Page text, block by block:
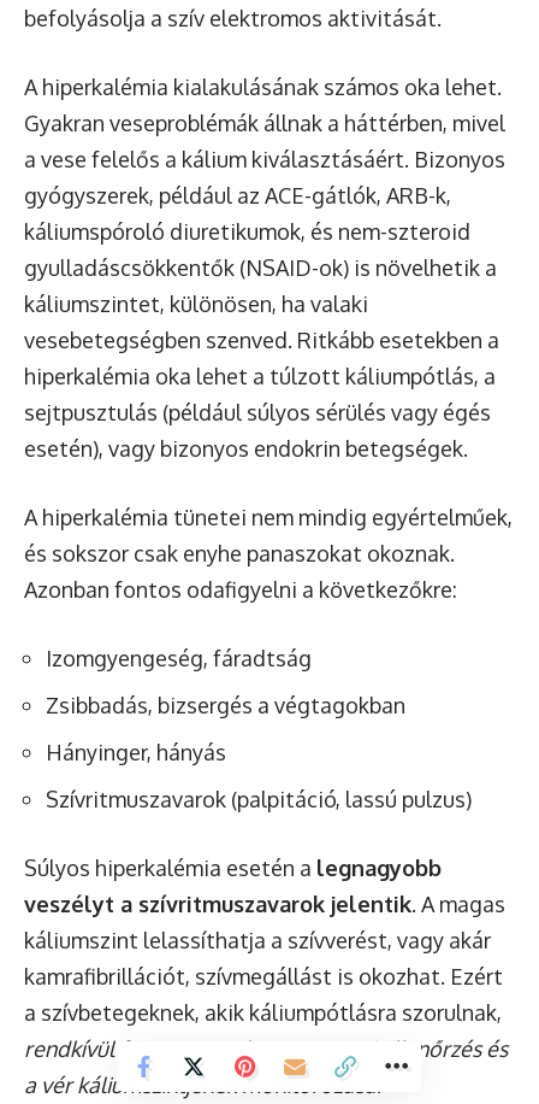
befolyásolja a szív elektromos aktivitását.
A hiperkalémia kialakulásának számos oka lehet.
Gyakran veseproblémák állnak a háttérben, mivel
a vese felelős a kálium kiválasztásáért. Bizonyos
gyógyszerek, például az ACE-gátlók, ARB-k,
káliumspóroló diuretikumok, és nem-szteroid
gyulladáscsökkentők (NSAID-ok) is növelhetik a
káliumszintet, különösen, ha valaki
vesebetegségben szenved. Ritkább esetekben a
hiperkalémia oka lehet a túlzott káliumpótlás, a
sejtpusztulás (például súlyos sérülés vagy égés
esetén), vagy bizonyos endokrin betegségek.
A hiperkalémia tünetei nem mindig egyértelműek,
és sokszor csak enyhe panaszokat okoznak.
Azonban fontos odafigyelni a következőkre:
Izomgyengeség, fáradtság
Zsibbadás, bizsergés a végtagokban
Hányinger, hányás
Szívritmuszavarok (palpitáció, lassú pulzus)
Súlyos hiperkalémia esetén a legnagyobb
veszélyt a szívritmuszavarok jelentik. A magas
káliumszint lelassíthatja a szívverést, vagy akár
kamrafibrillációt, szívmegállást is okozhat. Ezért
a szívbetegeknek, akik káliumpótlásra szorulnak,
rendkívül fontos a rendszeres orvosi ellenőrzés és
a vér káliumszintjének monitorozása